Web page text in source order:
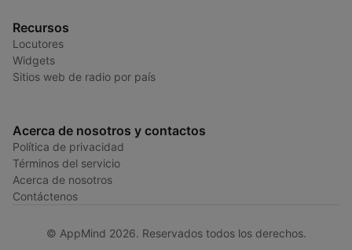
Recursos
Locutores
Widgets
Sitios web de radio por país
Acerca de nosotros y contactos
Política de privacidad
Términos del servicio
Acerca de nosotros
Contáctenos
© AppMind 2026. Reservados todos los derechos.